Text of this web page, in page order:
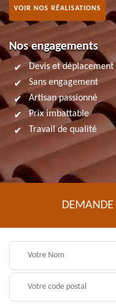
VOIR NOS RÉALISATIONS
Nos engagements
Devis et
Sans engagement
Artisan passionné
Prix imbattable
Travail de qualité
DEMANDE